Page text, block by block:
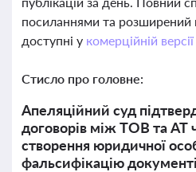
посиланнями та розширений
доступні у комерційній
Стисло про головне:
Апеляційний суд
договорів між ТОВ та АТ
створення юридичної
фальсифікацію